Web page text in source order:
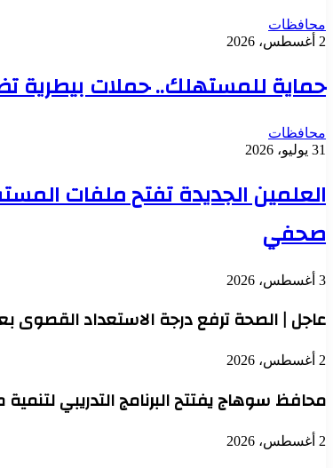
محافظات
2 أغسطس، 2026
حماية للمستهلك.. حملات بيطرية تظبط 223 طن من اللحوم غير الصالحة
محافظات
31 يوليو، 2026
العلمين الجديدة تفتح ملفات
صحفي
3 أغسطس، 2026
عاجل | الصحة ترفع درجة الاستعداد القصوى
2 أغسطس، 2026
محافظ سوهاج يفتتح البرنامج التدريبي
2 أغسطس، 2026